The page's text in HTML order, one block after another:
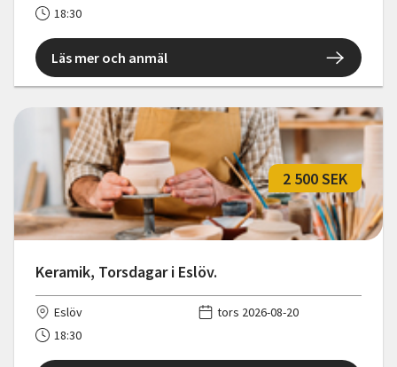
18:30
Läs mer och anmäl
Keramik, Torsdagar i Eslöv.
2 500 SEK
Eslöv
tors 2026-08-20
18:30